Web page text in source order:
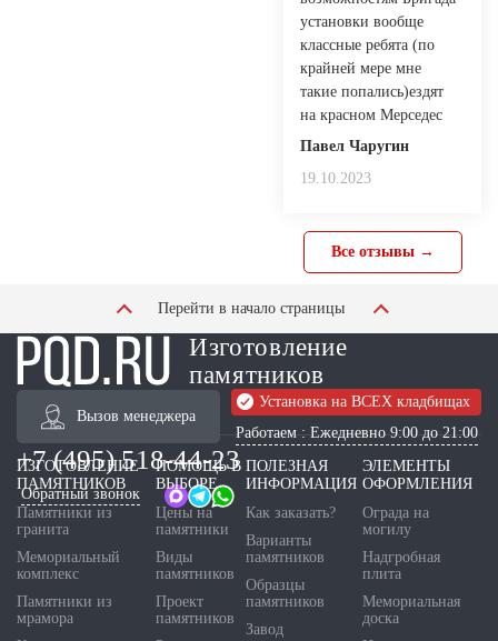
установки вообще
классные ребята (по
крайней мере мне
такие попались)ездят
на красном Мерседес
Павел Чаругин
19.10.2023
Все отзывы →
Перейти в начало страницы
Изготовление
памятников
Вызов менеджера
Установка на ВСЕХ кладбищах
Работаем : Ежедневно 9:00 до 21:00
+7 (495) 518-44-23
Обратный звонок
ИЗГОТОВЛЕНИЕ
ПАМЯТНИКОВ
Памятники из
гранита
Мемориальный
комплекс
Памятники из
мрамора
ПОМОЩЬ В
ВЫБОРЕ
Цены на
памятники
Виды
памятников
Проект
памятников
ПОЛЕЗНАЯ
ИНФОРМАЦИЯ
Как заказать?
Варианты
памятников
Образцы
памятников
Завод
ЭЛЕМЕНТЫ
ОФОРМЛЕНИЯ
Ограда на
могилу
Надгробная
плита
Мемориальная
доска